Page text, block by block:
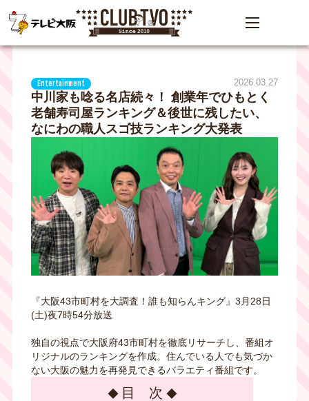
Entertainment 2026.03.27
中川家も唸る名店続々！ 創業年でひもとく
老舗寿司屋ランキング＆後世に残したい、
なにわの職人スゴ技ランキング大発表
『大阪43市町村を大調査！誰も知らんキング』3月28日
(土)夜7時54分放送
独自の視点で大阪府43市町村を徹底リサーチし、番組オ
リジナルのランキングを作成。住んでいる人でも気づか
ない大阪の魅力を再発見できるバラエティ番組です。
目 次